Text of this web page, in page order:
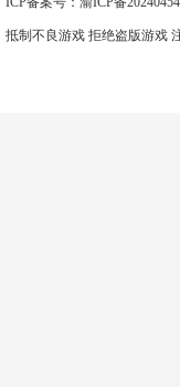
抵制不良游戏 拒绝盗版游戏